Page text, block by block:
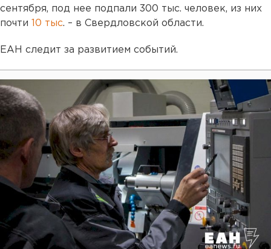
сентября, под нее подпали 300 тыс. человек, из них
почти
10 тыс. – в Свердловской области.
ЕАН следит за развитием событий.